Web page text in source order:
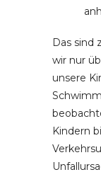
Das sind
wir nur
unsere
Kindern